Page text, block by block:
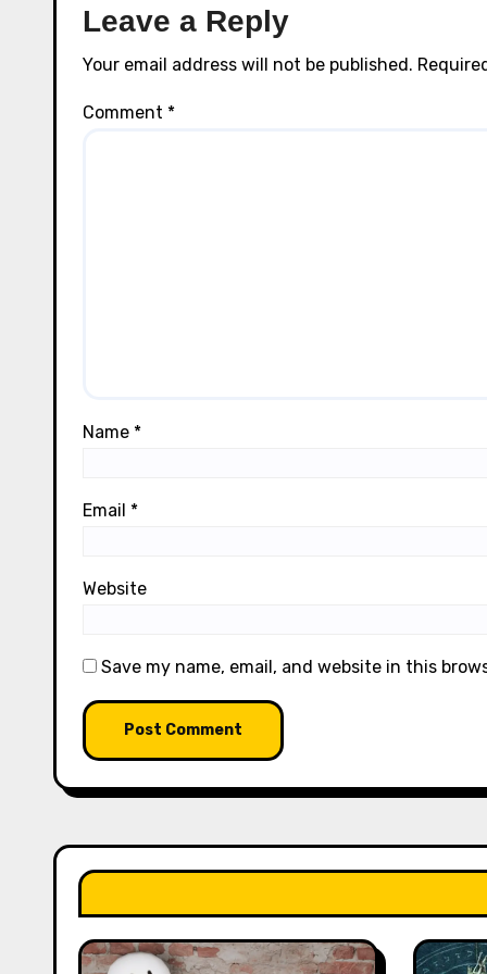
Leave a Reply
Your email address will not be published.
Comment *
Name *
Email *
Website
Save my name, email, and website in this